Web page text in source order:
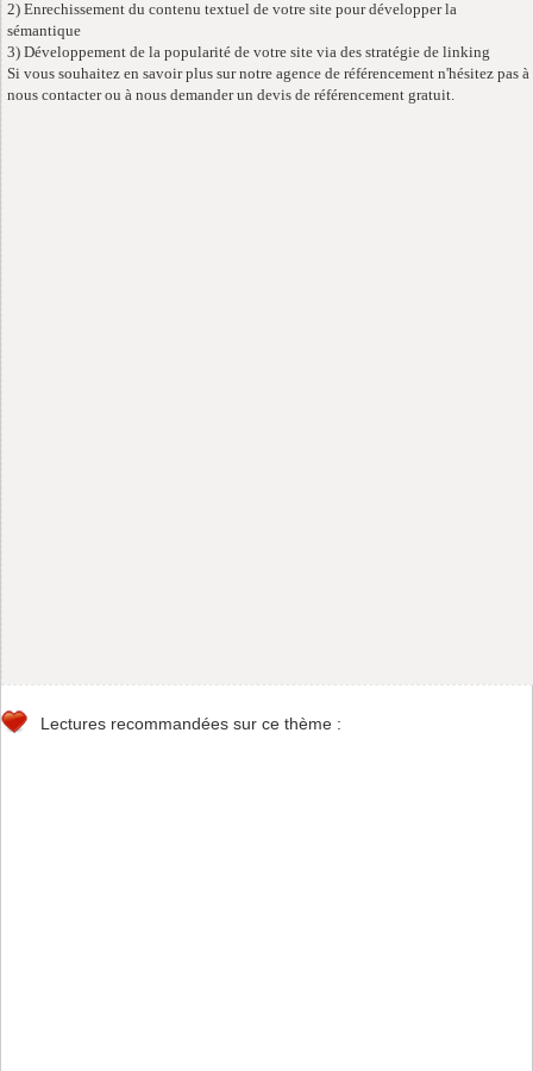
2) Enrechissement du contenu textuel de votre site pour développer la
sémantique
3) Développement de la popularité de votre site via des stratégie de linking
Si vous souhaitez en savoir plus sur notre agence de référencement n'hésitez pas à
nous contacter ou à nous demander un devis de référencement gratuit.
Lectures recommandées sur ce thème :